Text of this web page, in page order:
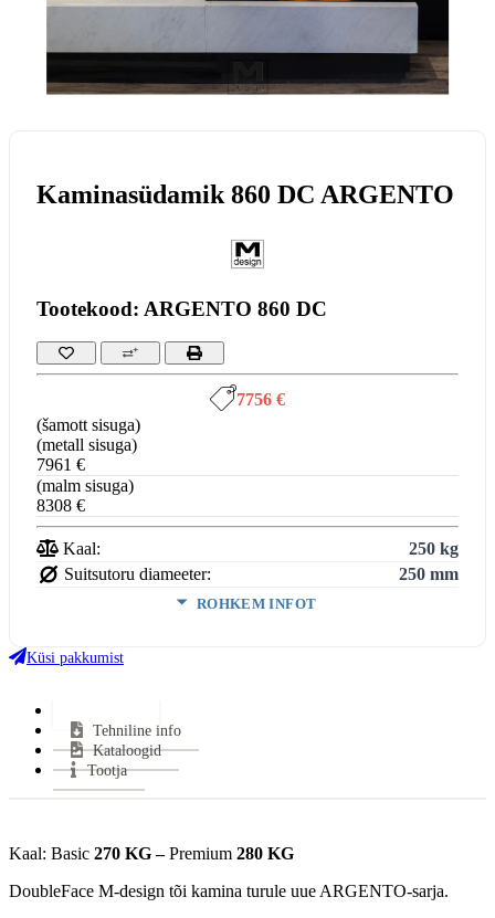
Kaminasüdamik 860 DC ARGENTO
Tootekood: ARGENTO 860 DC
7756 €
(šamott sisuga)
(metall sisuga)
7961 €
(malm sisuga)
8308 €
Kaal:
250 kg
Suitsutoru diameeter:
250 mm
ROHKEM INFOT
Kasutegur:
Suitsutoru ühendus:
Klaasi kuju:
Uks avaneb:
Kütus:
Küsi pakkumist
Tehniline info
Kataloogid
Tootja
Kaal: Basic 270 KG –Premium 280 KG
DoubleFace M-design tõi kamina turule uue ARGENTO-sarja.